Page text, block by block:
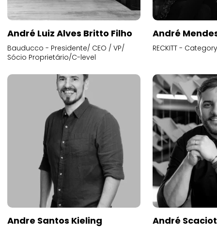
André Luiz Alves Britto Filho
Bauducco - Presidente/ CEO / VP/
Sócio Proprietário/C-level
André
RECKITT -
Andre Santos Kieling André